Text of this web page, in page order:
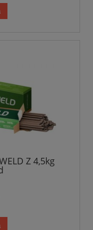
Z 4,5kg